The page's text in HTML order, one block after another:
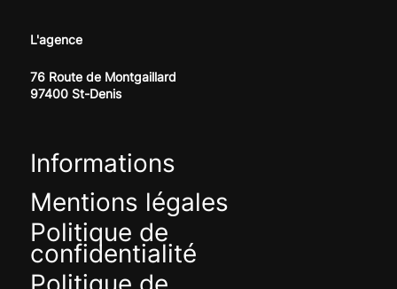
L'agence
76 Route de Montgaillard
97400 St-Denis
Informations
Mentions légales
Politique de
confidentialité